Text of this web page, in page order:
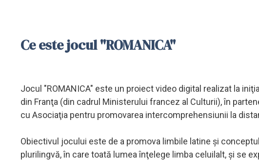
Ce este jocul "ROMANICA"
Jocul "ROMANICA" este un proiect video digital realizat la
din Franţa (din cadrul Ministerului francez al Culturii), în
cu Asociaţia pentru promovarea intercomprehensiunii la
Obiectivul jocului este de a promova limbile latine şi
plurilingvă, în care toată lumea înţelege limba celuilalt, şi se